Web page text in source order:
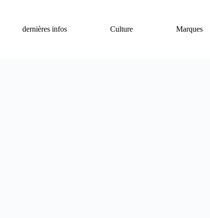
dernières infos
Culture Marques